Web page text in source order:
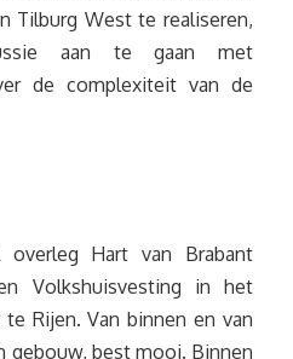
Tilburg West te realiseren,
aan te gaan met
de complexiteit van de
overleg Hart van Brabant
Volkshuisvesting in het
Rijen. Van binnen en van
gebouw, best mooi. Binnen